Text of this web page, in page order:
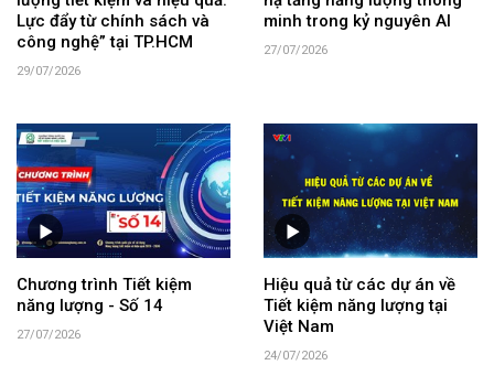
Lực đẩy từ chính sách và
công nghệ” tại TP.HCM
29/07/2026
minh trong kỷ nguyên AI
27/07/2026
Chương trình Tiết kiệm
năng lượng - Số 14
27/07/2026
Hiệu quả từ các dự án về
Tiết kiệm năng lượng tại
Việt Nam
24/07/2026